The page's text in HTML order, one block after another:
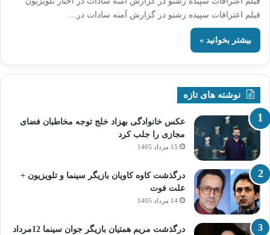
فیلم اعترافات سپیده رشنو در گزارش آمنه سادات در…
بیشتر بخوانید »
نوشته های تازه
عکس خانوادگی بهزاد خلج توجه مخاطبان فضای
مجازی را جلب کرد
15 مرداد 1405
درگذشت کاوه کاویان بازیگر سینما و تلویزیون +
علت فوت
14 مرداد 1405
درگذشت مریم همتیان بازیگر جوان سینما 12مرداد